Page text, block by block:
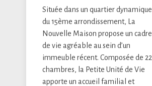
Située dans un quartier dynamique
du 15ème arrondissement, La
Nouvelle Maison propose un cadre
de vie agréable au sein d’un
immeuble récent. Composée de 22
chambres, la Petite Unité de Vie
apporte un accueil familial et